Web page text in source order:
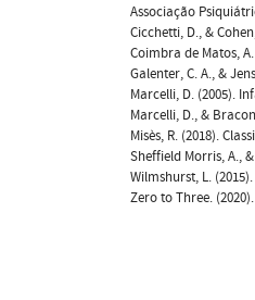
Associação
Cicchetti, D., &
Coimbra de Matos,
Galenter, C. A., &
Marcelli, D. (2005).
Marcelli, D., &
Misès, R. (2018).
Sheffield Morris, A.,
Wilmshurst, L.
Zero to Three.